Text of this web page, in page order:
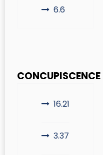
6.6
CONCUPISCENCE
16.21
3.37